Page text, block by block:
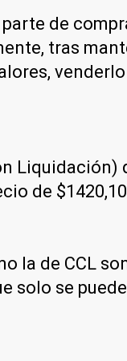
de
tras
Liquidación)
de
la de CCL
solo se